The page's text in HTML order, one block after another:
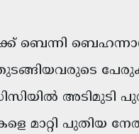
ബെന്നി
അടിമുടി
മാറ്റി